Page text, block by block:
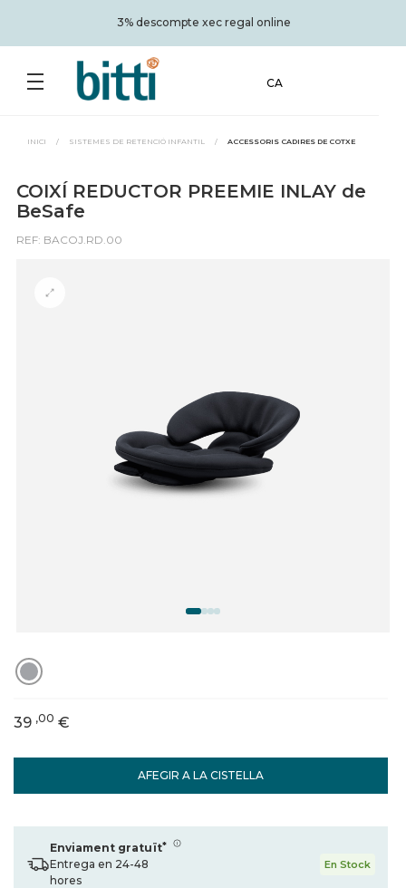
3% descompte xec regal online
CA
INICI / SISTEMES DE RETENCIÓ INFANTIL / ACCESSORIS CADIRES DE COTXE
COIXÍ REDUCTOR PREEMIE INLAY de
BeSafe
REF: BACOJ.RD.00
AFEGIR A LA CISTELLA
39 ,00 €
Enviament gratuït*
Entrega en 24-48
hores
En Stock